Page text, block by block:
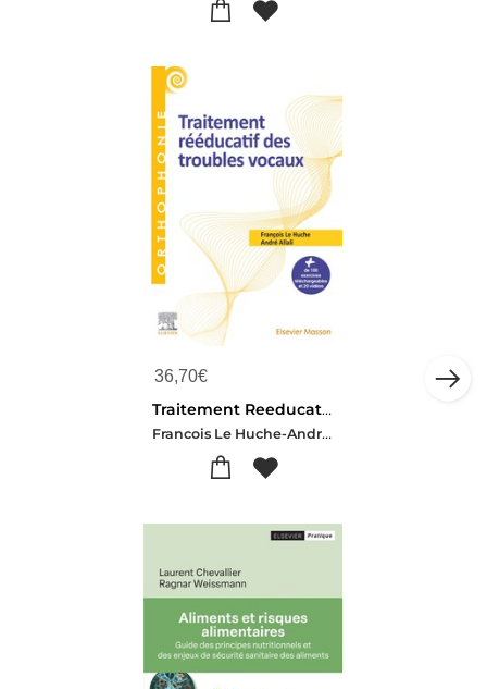
36,70€
Traitement Reeducatif Des Troubles Vocaux
Francois Le Huche-Andre Allali